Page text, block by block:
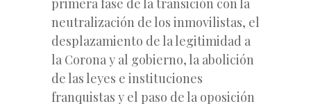
primera fase de la transición con la
neutralización de los inmovilistas, el
desplazamiento de la legitimidad a
la Corona y al gobierno, la abolición
de las leyes e instituciones
franquistas y el paso de la oposición